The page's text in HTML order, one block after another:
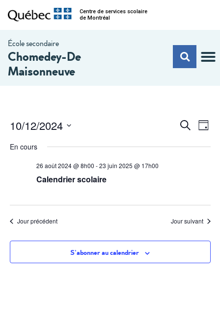
Centre de services scolaire
de Montréal
École secondaire
Chomedey-De
Maisonneuve
Recherche
de
Jour
10/12/2024
une
En cours
26 août 2024 @ 8h00 -23 juin 2025 @ 17h00
Calendrier scolaire
Jour précédent Jour suivant
S’abonner au calendrier